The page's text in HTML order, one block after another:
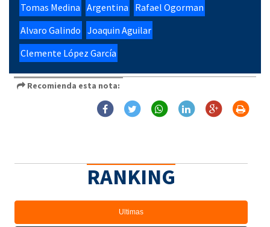
Tomas Medina Argentina
Rafael Ogorman
Alvaro Galindo Joaquin Aguilar
Clemente López García
Recomienda esta nota:
RANKING
Ultimas